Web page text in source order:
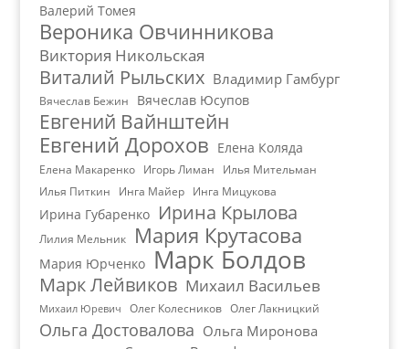
Валерий Томея
Вероника Овчинникова
Виктория Никольская
Виталий Рыльских Владимир Гамбург
Вячеслав Бежин Вячеслав Юсупов
Евгений Вайнштейн
Евгений Дорохов Елена Коляда
Елена Макаренко Игорь Лиман
Илья Мительман
Илья Питкин
Инга Майер Инга Мицукова
Ирина Губаренко Ирина Крылова
Лилия Мельник Мария Крутасова
Мария Юрченко Марк Болдов
Марк Лейвиков Михаил Васильев
Михаил Юревич Олег Колесников Олег Лакницкий
Ольга Достовалова Ольга Миронова